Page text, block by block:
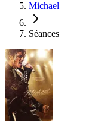
Michael
Séances